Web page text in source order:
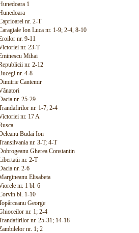
1
nr. 2-T
Ion Luca nr. 1-9; 2-4, 8-10
nr. 9-11
nr. 23-T
Mihai
nr. 2-12
nr. 4-8
Cantemir
nr. 25-29
nr. 1-7; 2-4
nr. 17 A
Budai Ion
nr. 3-T; 4-T
Gherea Constantin
nr. 2-T
nr. 2-6
Elisabeta
nr. 1 bl. 6
bl. 1-10
George
nr. 1; 2-4
nr. 25-31; 14-18
nr. 1; 2